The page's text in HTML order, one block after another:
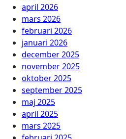
april 2026
mars 2026
februari 2026
januari 2026
december 2025
november 2025
oktober 2025
september 2025
maj 2025
april 2025
mars 2025